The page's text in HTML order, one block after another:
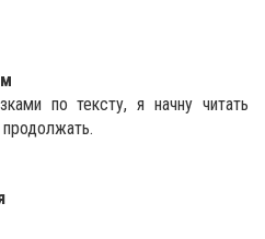
по тексту, я начну читать
продолжать.